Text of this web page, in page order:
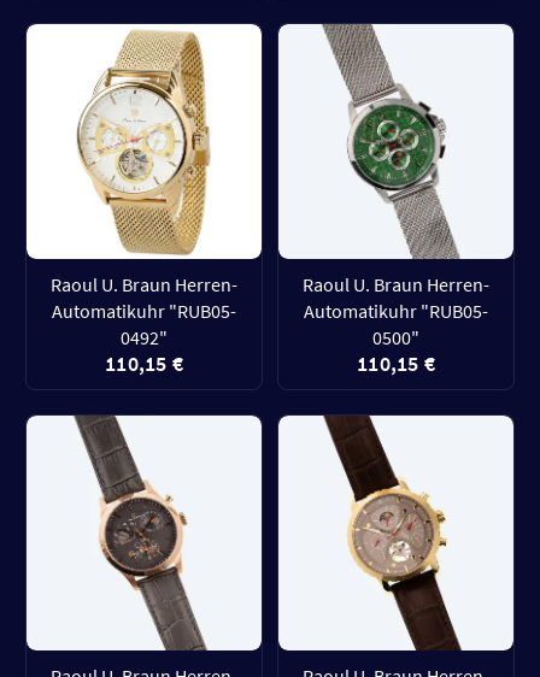
Raoul U. Braun Herren-
Automatikuhr "RUB05-
0492"
110,15 €
Raoul U. Braun Herren-
Automatikuhr "RUB05-
0500"
110,15 €